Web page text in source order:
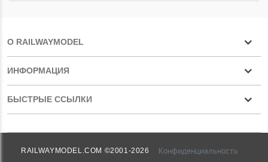
О RAILWAYMODEL
ИНФОРМАЦИЯ
БЫСТРЫЕ ССЫЛКИ
RAILWAYMODEL.COM ©2001-2026 Конфиденциальность